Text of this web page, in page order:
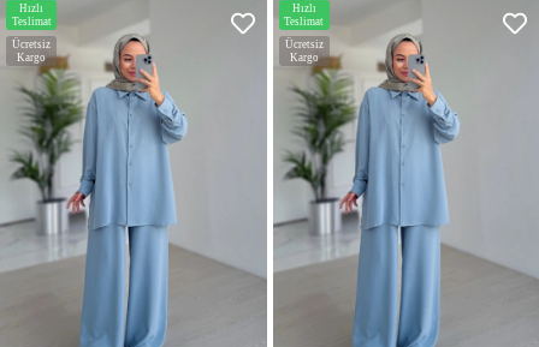
Ücretsiz
Kargo
Hızlı
Teslimat
Ücretsiz
Kargo
Hızlı
Teslimat